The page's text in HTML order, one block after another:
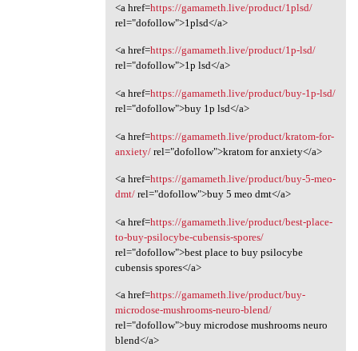
<a href=https://gamameth.live/product/1plsd/
rel="dofollow">1plsd</a>
<a href=https://gamameth.live/product/1p-lsd/
rel="dofollow">1p lsd</a>
<a href=https://gamameth.live/product/buy-1p-lsd/
rel="dofollow">buy 1p lsd</a>
<a href=https://gamameth.live/product/kratom-for-
anxiety/rel="dofollow">kratom for anxiety</a>
<a href=https://gamameth.live/product/buy-5-meo-
dmt/rel="dofollow">buy 5 meo dmt</a>
<a href=https://gamameth.live/product/best-place-
to-buy-psilocybe-cubensis-spores/
rel="dofollow">best place to buy psilocybe
cubensis spores</a>
<a href=https://gamameth.live/product/buy-
microdose-mushrooms-neuro-blend/
rel="dofollow">buy microdose mushrooms neuro
blend</a>